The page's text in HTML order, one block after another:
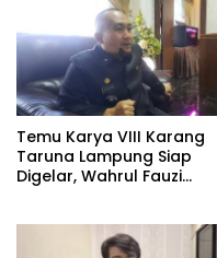
Temu Karya VIII Karang
Taruna Lampung Siap
Digelar, Wahrul Fauzi